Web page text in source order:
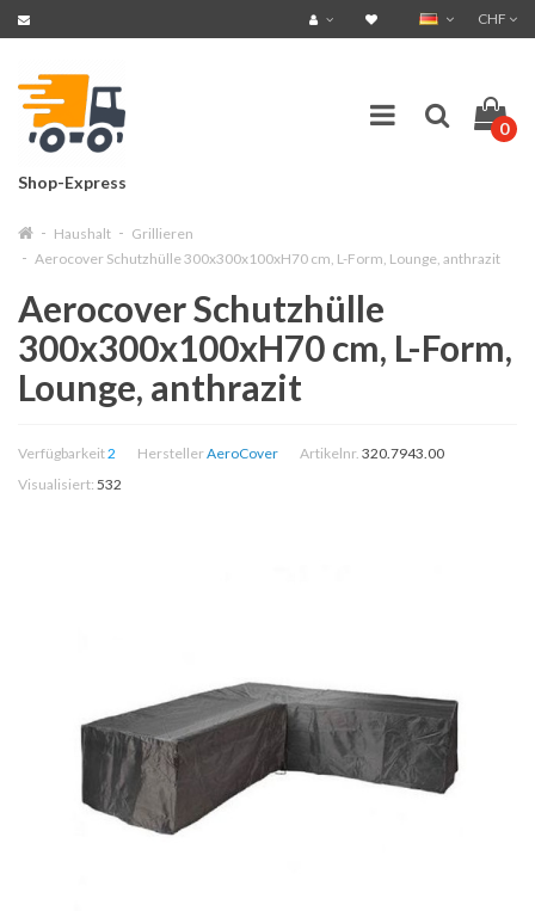
CHF
Shop-Express
0
Haushalt
Grillieren
Aerocover Schutzhülle 300x300x100xH70 cm, L-Form, Lounge, anthrazit
Aerocover Schutzhülle
300x300x100xH70 cm, L-Form,
Lounge, anthrazit
Verfügbarkeit2 HerstellerAeroCover Artikelnr. 320.7943.00
Visualisiert: 532